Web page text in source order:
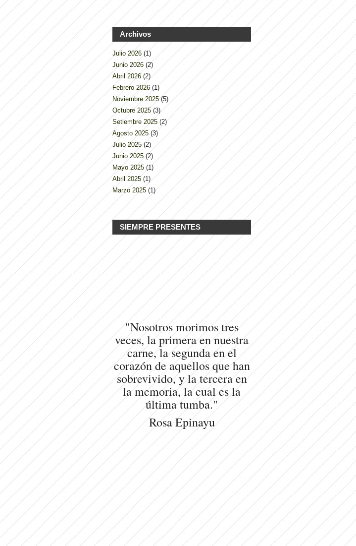
Archivos
Julio 2026 (1)
Junio 2026 (2)
Abril 2026 (2)
Febrero 2026 (1)
Noviembre 2025 (5)
Octubre 2025 (3)
Setiembre 2025 (2)
Agosto 2025 (3)
Julio 2025 (2)
Junio 2025 (2)
Mayo 2025 (1)
Abril 2025 (1)
Marzo 2025 (1)
SIEMPRE PRESENTES
"Nosotros morimos tres
veces, la primera en nuestra
carne, la segunda en el
corazón de aquellos que han
sobrevivido, y la tercera en
la memoria, la cual es la
última tumba."
Rosa Epinayu